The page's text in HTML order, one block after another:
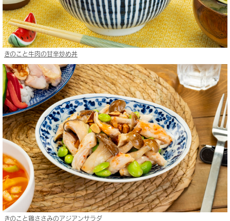
きのこと牛肉の甘辛炒め丼
きのこと鶏ささみのアジアンサラダ